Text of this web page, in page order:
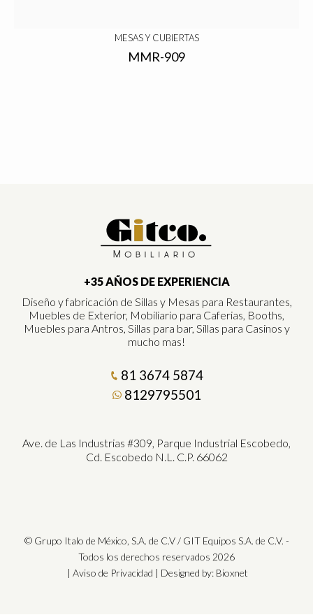
MESAS Y CUBIERTAS
MMR-909
+35 AÑOS DE EXPERIENCIA
Diseño y fabricación de Sillas y Mesas para Restaurantes,
Muebles de Exterior, Mobiliario para Caferias, Booths,
Muebles para Antros, Sillas para bar, Sillas para Casinos y
mucho mas!
81 3674 5874
8129795501
Ave. de Las Industrias #309, Parque Industrial Escobedo,
Cd. Escobedo N.L. C.P. 66062
© Grupo Italo de México, S.A. de C.V / GIT Equipos S.A. de C.V. -
Todos los derechos reservados 2026
Aviso de Privacidad | Designed by: Bioxnet